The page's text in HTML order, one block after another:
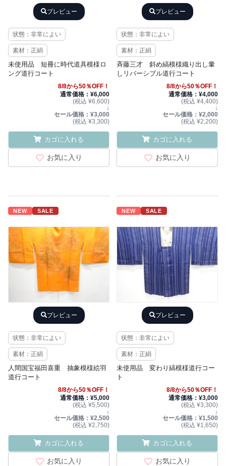
プレビュー
状態：非常によい
素材：正絹
未使用品 短冊に時代道具模様ロ
ング道行コート
8/8から50％OFF！
通常価格：¥6,000
(税込 ¥6,600)
↓
セール価格：¥3,000
(税込 ¥3,300)
カゴに入れる
お気に入り
プレビュー
状態：非常によい
素材：正絹
斉藤三才 斜め縞模様織り出し暈
しリバーシブル道行コート
8/8から50％OFF！
通常価格：¥4,000
(税込 ¥4,400)
↓
セール価格：¥2,000
(税込 ¥2,200)
カゴに入れる
お気に入り
NEW SALE
プレビュー
状態：非常によい
素材：正絹
人間国宝福田喜重 抽象模様絵羽
道行コート
8/8から50％OFF！
通常価格：¥5,000
(税込 ¥5,500)
↓
セール価格：¥2,500
(税込 ¥2,750)
カゴに入れる
お気に入り
NEW SALE
プレビュー
状態：非常によい
素材：正絹
未使用品 変わり縞模様道行コー
ト
8/8から50％OFF！
通常価格：¥3,000
(税込 ¥3,300)
↓
セール価格：¥1,500
(税込 ¥1,650)
カゴに入れる
お気に入り